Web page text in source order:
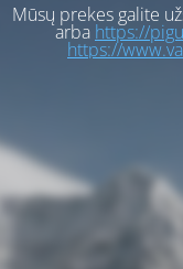
Mūsų prekes galite
arba https://
https://